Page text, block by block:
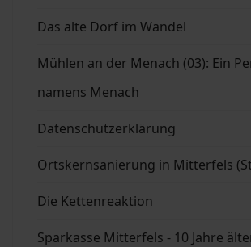
Das alte Dorf im Wandel
Mühlen an der Menach (03): Ein
namens Menach
Datenschutzerklärung
Ortskernsanierung in Mitterfels
Die Kettenreaktion
Sparkasse Mitterfels - 10 Jahre